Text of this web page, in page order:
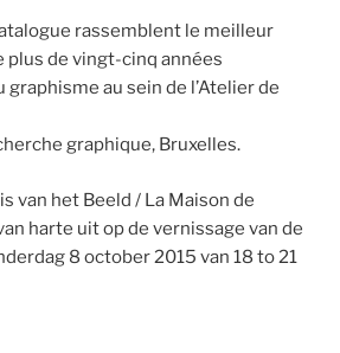
rassemblent le meilleur
plus de vingt-cinq années
graphisme au sein de l’Atelier de
graphique, Bruxelles.
van het Beeld / La Maison de
harte uit op de vernissage van de
8 october 2015 van 18 to 21